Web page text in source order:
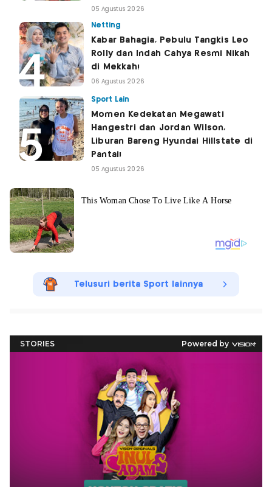
05 Agustus 2026
Netting
Kabar Bahagia, Pebulu Tangkis Leo
Rolly dan Indah Cahya Resmi Nikah
di Mekkah!
06 Agustus 2026
Sport Lain
Momen Kedekatan Megawati
Hangestri dan Jordan Wilson,
Liburan Bareng Hyundai Hillstate di
Pantai!
05 Agustus 2026
Telusuri berita Sport lainnya